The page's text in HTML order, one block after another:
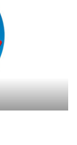
o giustizia